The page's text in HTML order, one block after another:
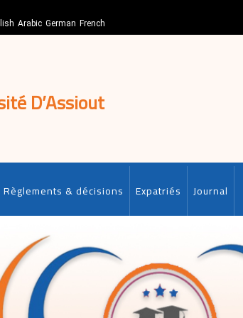
Arabic German French
D’Assiout
Règlements & décisions Expatriés Journal